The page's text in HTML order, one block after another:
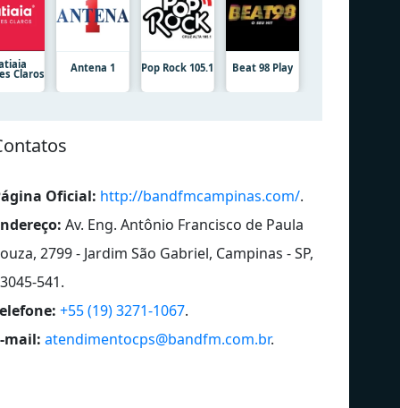
Claros Antena 1 Pop Rock 105.1 Beat 98 Play
Oficial: http://bandfmcampinas.com/.
Av. Eng. Antônio Francisco de Paula
2799 - Jardim São Gabriel, Campinas - SP,
541.
+55 (19) 3271-1067.
mail: atendimentocps@bandfm.com.br.